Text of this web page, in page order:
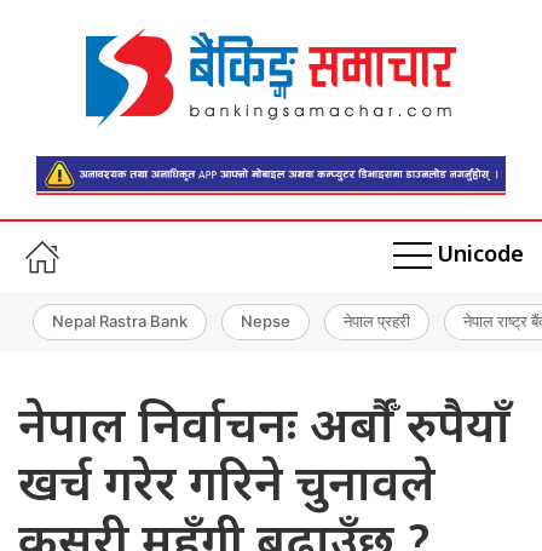
Unicode
Nepal Rastra Bank Nepse नेपाल प्रहरी नेपाल राष्ट्र
नेपाल निर्वाचनः अर्बौँ रुपैयाँ
खर्च गरेर गरिने चुनावले